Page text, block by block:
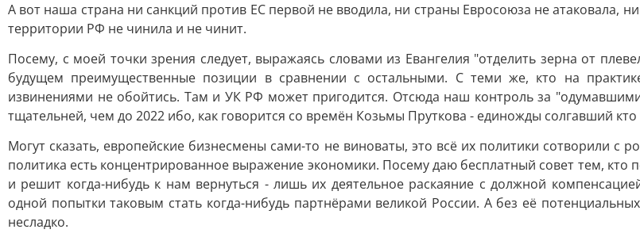
А вот наша страна ни санкций против ЕС первой не вводила, ни страны Евросоюза не атаковала,
территории РФ не чинила и не чинит.
Посему, с моей точки зрения следует, выражаясь словами из Евангелия "отделить зерна от
будущем преимущественные позиции в сравнении с остальными. С теми же, кто на
извинениями не обойтись. Там и УК РФ может пригодится. Отсюда наш контроль за
тщательней, чем до 2022 ибо, как говорится со времён Козьмы Пруткова - единожды солгавший кто
Могут сказать, европейские бизнесмены сами-то не виноваты, это всё их политики сотворили с
политика есть концентрированное выражение экономики. Посему даю бесплатный совет тем,
и решит когда-нибудь к нам вернуться - лишь их деятельное раскаяние с должной
одной попытки таковым стать когда-нибудь партнёрами великой России. А без её
несладко.